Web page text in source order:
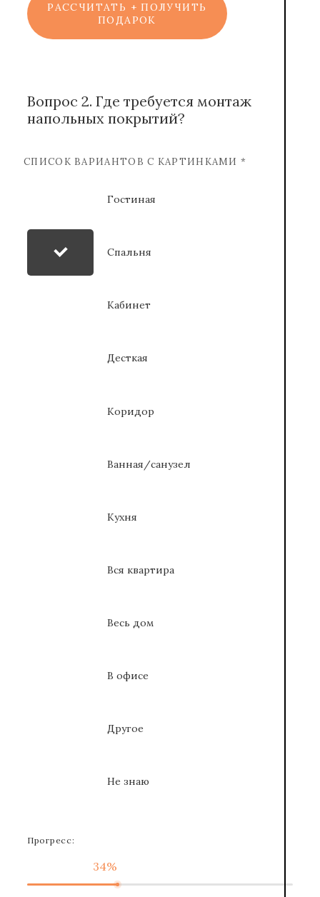
РАССЧИТАТЬ + ПОЛУЧИТЬ
ПОДАРОК
Вопрос 2. Где требуется монтаж
напольных покрытий?
СПИСОК ВАРИАНТОВ С КАРТИНКАМИ *
Гостиная
Спальня
Кабинет
Десткая
Коридор
Ванная/санузел
Кухня
Вся квартира
Весь дом
В офисе
Другое
Не знаю
Прогресс:
34%